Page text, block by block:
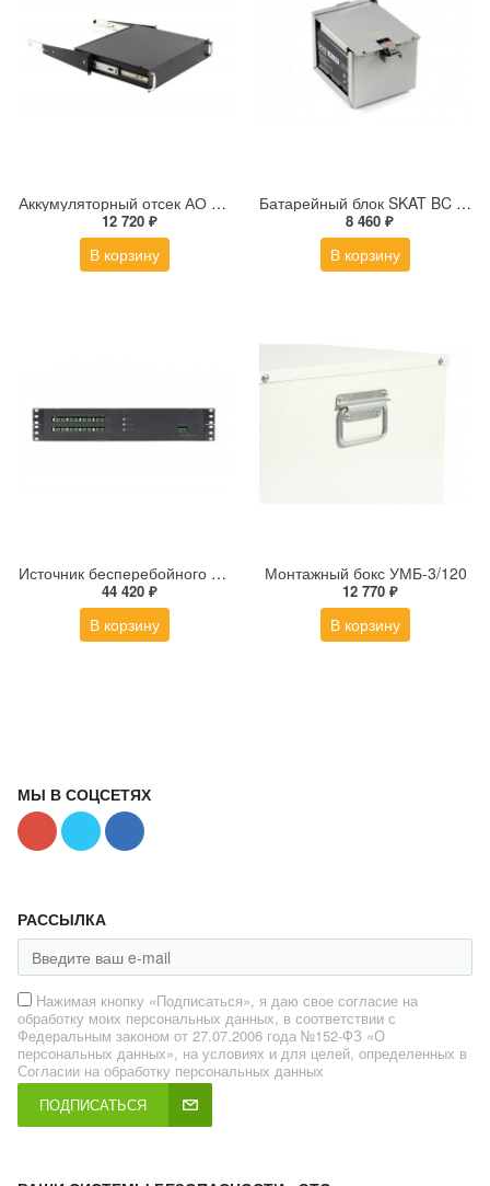
Аккумуляторный отсек АО 4/17 RACK
12 720 ₽
В корзину
Батарейный блок SKAT BC 24/9 DIN
8 460 ₽
В корзину
Источник бесперебойного питания SKAT-V.16 RACK
44 420 ₽
В корзину
Монтажный бокс УМБ-3/120
12 770 ₽
В корзину
МЫ В СОЦСЕТЯХ
РАССЫЛКА
Нажимая кнопку «Подписаться», я даю свое согласие на
обработку моих персональных данных, в соответствии с
Федеральным законом от 27.07.2006 года №152-ФЗ «О
персональных данных», на условиях и для целей, определенных в
Согласии на обработку персональных данных
ПОДПИСАТЬСЯ